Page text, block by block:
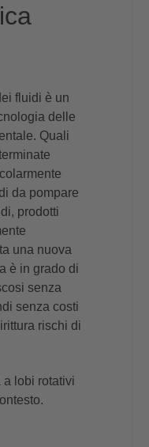
fluidi è un
delle
Quali
da pompare
prodotti
una nuova
è in grado di
senza
senza costi
rischi di
a lobi rotativi